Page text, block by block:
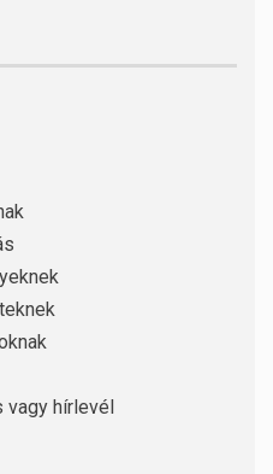
vagy hírlevél